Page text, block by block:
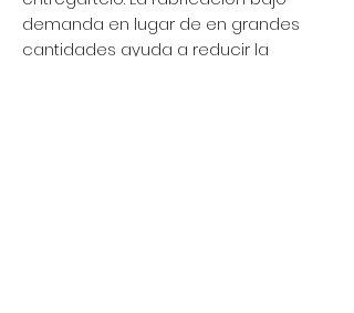
demanda en lugar de en grandes
cantidades ayuda a reducir la